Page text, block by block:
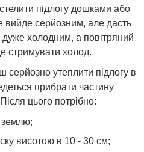
підлогу дошками або
серйозним, але дасть
холодним, а повітряний
стримувати холод.
утеплити підлогу в
прибрати частину
цього потрібно:
землю;
висотою в 10 - 30 см;